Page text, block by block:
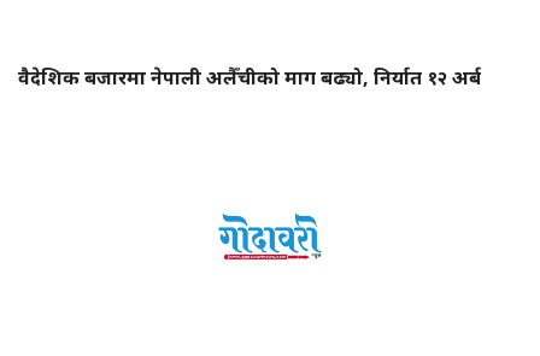
वैदेशिक बजारमा नेपाली अलैँचीको माग बढ्यो, निर्यात १२ अर्ब